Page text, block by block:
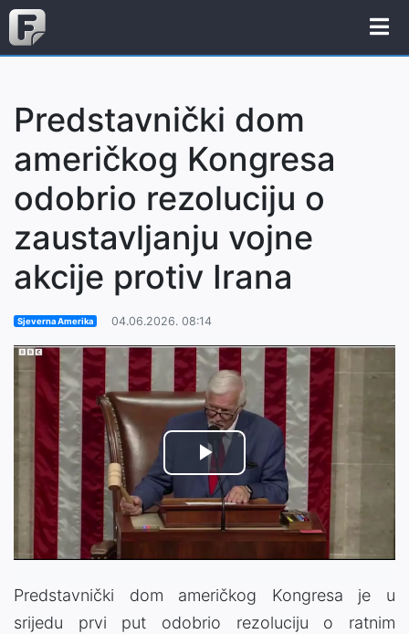
Predstavnički dom
američkog Kongresa
odobrio rezoluciju o
zaustavljanju vojne
akcije protiv Irana
Sjeverna Amerika 04.06.2026. 08:14
Play
Video
Predstavnički dom američkog Kongresa je u
srijedu prvi put odobrio rezoluciju o ratnim